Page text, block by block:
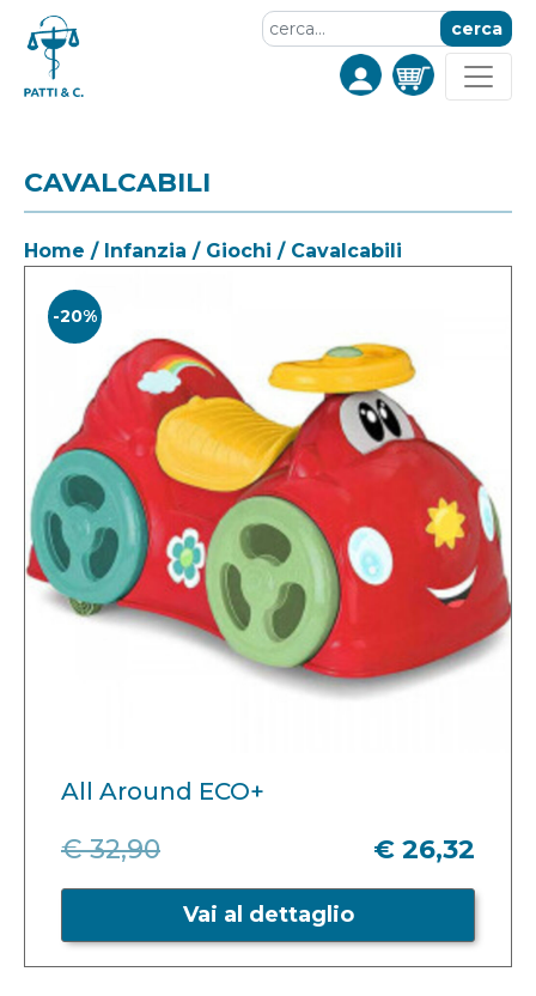
cerca
CAVALCABILI
Home / Infanzia / Giochi / Cavalcabili
-20%
All Around ECO+
€ 32,90 € 26,32
Vai al dettaglio